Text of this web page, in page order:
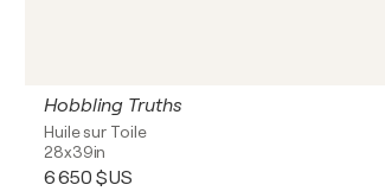
Hobbling Truths
Huile sur Toile
28x39in
6 650 $US